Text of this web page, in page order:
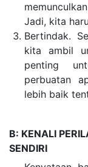
Jadi, kita
Bertindak.
kita ambil
penting
perbuatan
lebih baik
B: KENALI
SENDIRI